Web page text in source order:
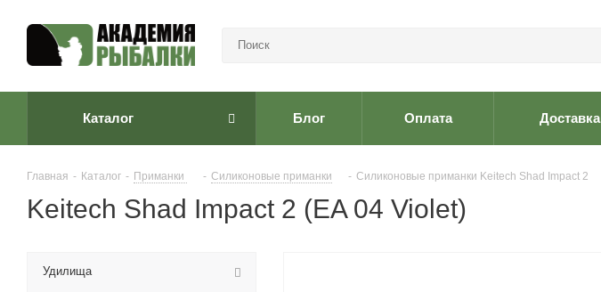
Каталог Блог Оплата Доставка
Главная - Каталог - Приманки - Cиликоновые приманки - Силиконовые приманки Keitech Shad Impact 2
Keitech Shad Impact 2 (EA 04 Violet)
Удилища